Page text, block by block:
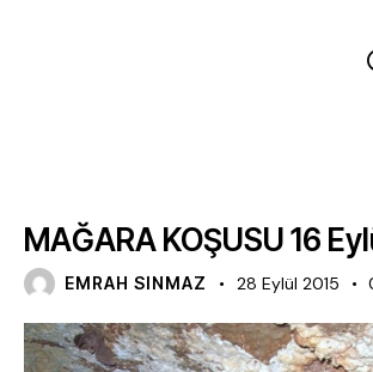
MAĞARA KOŞUSU 16
EMRAH SINMAZ 28 Eylül 2015